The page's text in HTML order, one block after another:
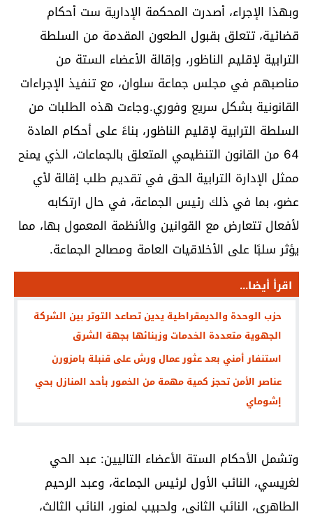
وبهذا الإجراء، أصدرت المحكمة الإدارية ست أحكام
قضائية، تتعلق بقبول الطعون المقدمة من السلطة
الترابية لإقليم الناظور، وإقالة الأعضاء الستة من
مناصبهم في مجلس جماعة سلوان، مع تنفيذ الإجراءات
القانونية بشكل سريع وفوري.وجاءت هذه الطلبات من
السلطة الترابية لإقليم الناظور، بناءً على أحكام المادة
64 من القانون التنظيمي المتعلق بالجماعات، الذي يمنح
ممثل الإدارة الترابية الحق في تقديم طلب إقالة لأي
عضو، بما في ذلك رئيس الجماعة، في حال ارتكابه
لأفعال تتعارض مع القوانين والأنظمة المعمول بها، مما
يؤثر سلبًا على الأخلاقيات العامة ومصالح الجماعة.
اقرأ أيضا...
حزب الوحدة والديمقراطية يدين تصاعد التوتر بين الشركة
الجهوية متعددة الخدمات وزبنائها بجهة الشرق
استنفار أمني بعد عثور عمال ورش على قنبلة بامزورن
عناصر الأمن تحجز كمية مهمة من الخمور بأحد المنازل بحي
إشوماي
وتشمل الأحكام الستة الأعضاء التاليين: عبد الحي
لغريسي، النائب الأول لرئيس الجماعة، وعبد الرحيم
الطاهري، النائب الثاني، ولحبيب لمنور، النائب الثالث،